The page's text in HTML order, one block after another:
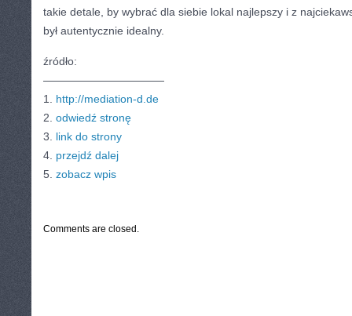
takie detale, by wybrać dla siebie lokal najlepszy i z
był autentycznie idealny.
źródło:
———————————
1. http://mediation-d.de
2. odwiedź stronę
3. link do strony
4. przejdź dalej
5. zobacz wpis
Comments are closed.